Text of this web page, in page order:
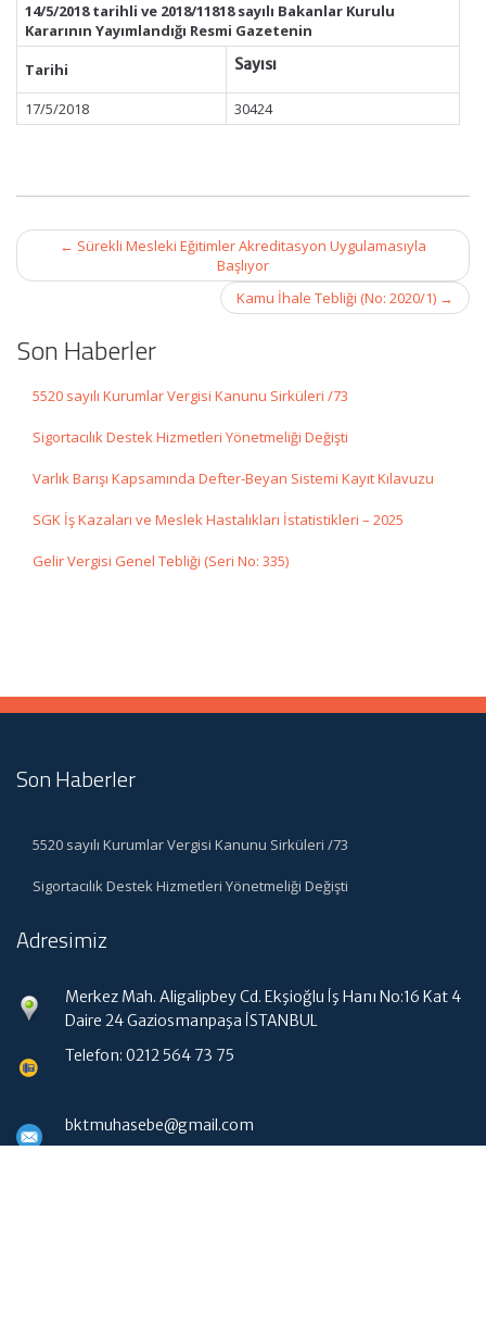
14/5/2018 tarihli ve 2018/11818 sayılı Bakanlar Kurulu
Kararının Yayımlandığı Resmi Gazetenin
Tarihi
Sayısı
17/5/2018 30424
Post
navigation
← Sürekli Mesleki Eğitimler Akreditasyon Uygulamasıyla
Başlıyor
Kamu İhale Tebliği (No: 2020/1) →
Son Haberler
5520 sayılı Kurumlar Vergisi Kanunu Sirküleri /73
Sigortacılık Destek Hizmetleri Yönetmeliği Değişti
Varlık Barışı Kapsamında Defter-Beyan Sistemi Kayıt Kılavuzu
SGK İş Kazaları ve Meslek Hastalıkları İstatistikleri – 2025
Gelir Vergisi Genel Tebliği (Seri No: 335)
Son Haberler
5520 sayılı Kurumlar Vergisi Kanunu Sirküleri /73
Sigortacılık Destek Hizmetleri Yönetmeliği Değişti
Adresimiz
Merkez Mah. Aligalipbey Cd. Ekşioğlu İş Hanı No:16 Kat 4
Daire 24 Gaziosmanpaşa İSTANBUL
Telefon: 0212 564 73 75
bktmuhasebe@gmail.com